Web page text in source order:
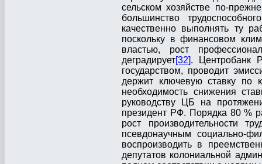
сельском хозяйстве по-
большинство
качественно выполнять ту
поскольку в финансовом
властью, рост
деградирует[32]. Центробанк
государством, проводит
держит ключевую ставку по
необходимость снижения
руководству ЦБ на
президент РФ. Порядка 80 %
рост производительности
псевдонаучным социально-
воспроизводить в
депутатов колониальной